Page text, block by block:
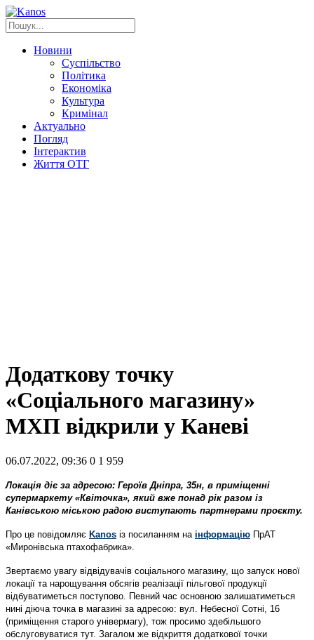
Новини
Суспільство
Політика
Економіка
Культура
Кримінал
Актуально
Погляд
Інтерактив
Життя ОТГ
Додаткову точку
«Соціального магазину»
МХП відкрили у Каневі
06.07.2022, 09:36 0 1 959
Локація діє за адресою: Героїв Дніпра, 35н, в приміщенні
супермаркету «Квіточка», який вже понад рік разом із
Канівською міською радою виступають партнерами проєкту.
Про це повідомляє Kanos із посиланням на інформацію ПрАТ
«Миронівська птахофабрика».
Звертаємо увагу відвідувачів соціального магазину, що запуск нової
локації та нарощування обсягів реалізації пільгової продукції
відбуватиметься поступово. Певний час основною залишатиметься
нині діюча точка в магазині за адресою: вул. Небесної Сотні, 16
(приміщення старого універмагу), тож просимо здебільшого
обслуговуватися тут. Загалом же відкриття додаткової точки